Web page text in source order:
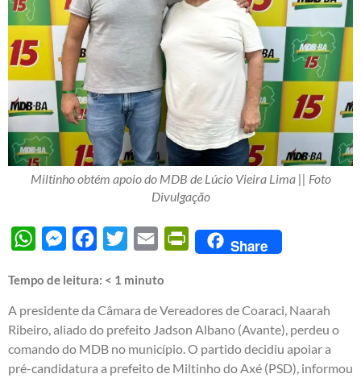
Miltinho obtém apoio do MDB de Lúcio Vieira Lima || Foto
Divulgação
WhatsAppMessengerFacebook
Twitter Email PrintFriendly
Share
Tempo de leitura: < 1 minuto
A presidente da Câmara de Vereadores de Coaraci, Naarah
Ribeiro, aliado do prefeito Jadson Albano (Avante), perdeu o
comando do MDB no município. O partido decidiu apoiar a
pré-candidatura a prefeito de Miltinho do Axé (PSD), informou